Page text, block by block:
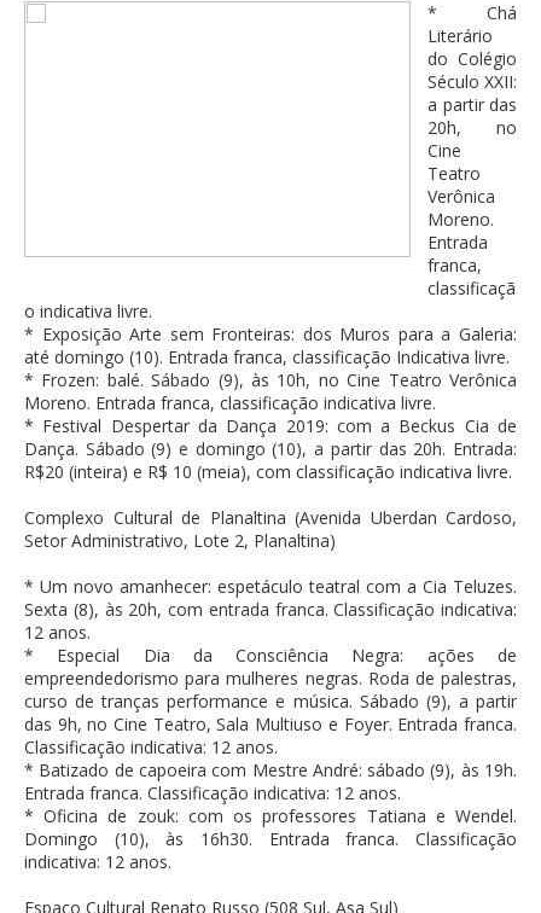
* Chá
Literário
do Colégio
Século XXII:
a partir das
20h, no
Cine
Teatro
Verônica
Moreno.
Entrada
franca,
classificaçã
o indicativa livre.
* Exposição Arte sem Fronteiras: dos Muros para a Galeria:
até domingo (10). Entrada franca, classificação Indicativa livre.
* Frozen: balé. Sábado (9), às 10h, no Cine Teatro Verônica
Moreno. Entrada franca, classificação indicativa livre.
* Festival Despertar da Dança 2019: com a Beckus Cia de
Dança. Sábado (9) e domingo (10), a partir das 20h. Entrada:
R$20 (inteira) e R$ 10 (meia), com classificação indicativa livre.
Complexo Cultural de Planaltina (Avenida Uberdan Cardoso,
Setor Administrativo, Lote 2, Planaltina)
* Um novo amanhecer: espetáculo teatral com a Cia Teluzes.
Sexta (8), às 20h, com entrada franca. Classificação indicativa:
12 anos.
* Especial Dia da Consciência Negra: ações de
empreendedorismo para mulheres negras. Roda de palestras,
curso de tranças performance e música. Sábado (9), a partir
das 9h, no Cine Teatro, Sala Multiuso e Foyer. Entrada franca.
Classificação indicativa: 12 anos.
* Batizado de capoeira com Mestre André: sábado (9), às 19h.
Entrada franca. Classificação indicativa: 12 anos.
* Oficina de zouk: com os professores Tatiana e Wendel.
Domingo (10), às 16h30. Entrada franca. Classificação
indicativa: 12 anos.
Espaço Cultural Renato Russo (508 Sul, Asa Sul)